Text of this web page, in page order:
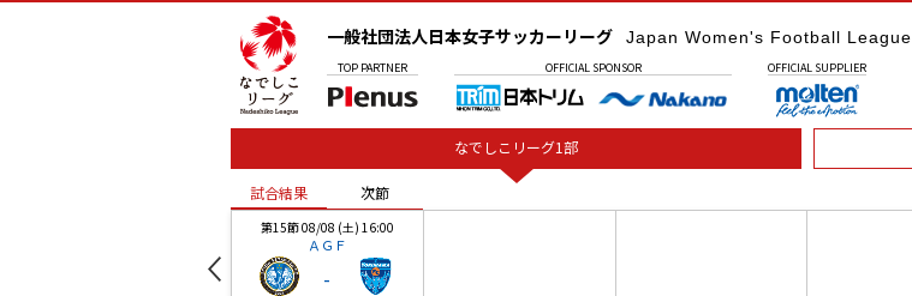
一般社団法人日本女子サッカーリーグ Japan Women's Football League
TOP PARTNER OFFICIAL SPONSOR OFFICIAL SUPPLIER
なでしこリーグ1部
試合結果 次節
第15節 08/08 (土) 16:00
ＡＧＦ
-